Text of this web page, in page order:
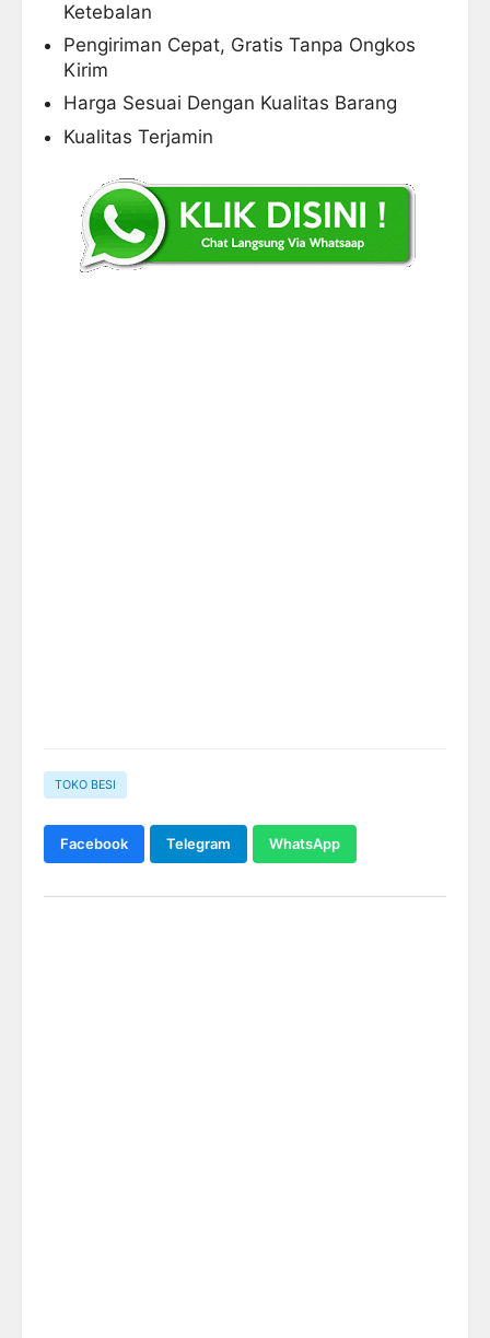
Ketebalan
Pengiriman Cepat, Gratis Tanpa Ongkos
Kirim
Harga Sesuai Dengan Kualitas Barang
Kualitas Terjamin
TOKO BESI
Facebook Telegram WhatsApp